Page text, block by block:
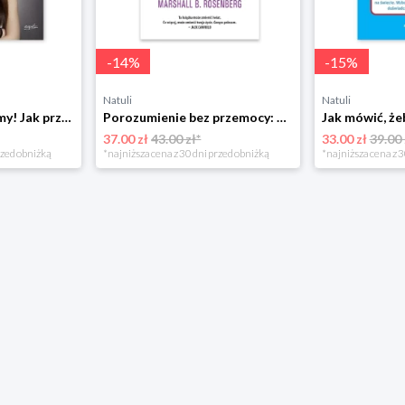
Już się nie rozumiemy! Jak przeżyć czas trzaskających drzwi Esprit
obniżką
-14%
Natuli
Porozumienie bez przemocy: o języku życia Czarna owca
37.00 zł43.00 zł*
*najniższa cena z 30 dni przed obniżką
-15%
Natuli
33.00 zł39.00
*najniższa cena z